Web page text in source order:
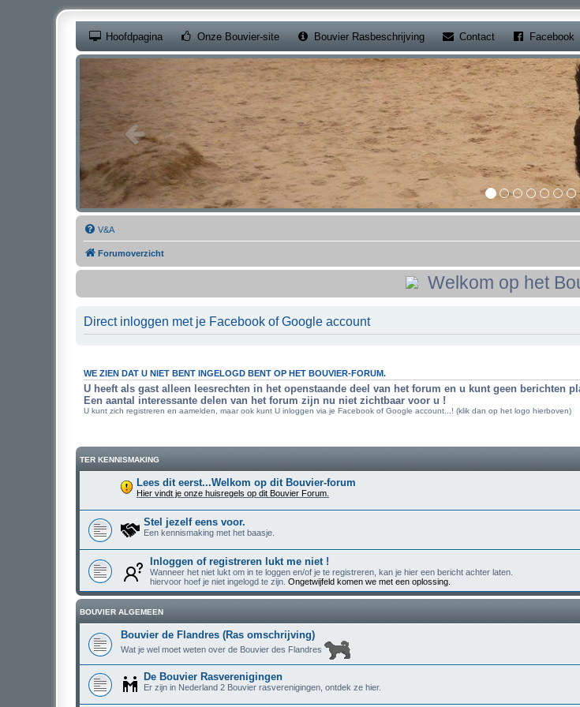
Hoofdpagina Onze Bouvier-site(Opens a new tab)
Bouvier Rasbeschrijving Contact(Opens a new tab)
Facebook
V&A
Forumoverzicht
Welkom op het
Direct inloggen met je Facebook of Google account
WE ZIEN DAT U NIET BENT INGELOGD BENT OP HET BOUVIER-FORUM.
U heeft als gast alleen leesrechten in het openstaande deel van het forum en u kunt geen berichten
Een aantal interessante delen van het forum zijn nu niet zichtbaar voor u !
U kunt zich registreren en aamelden, maar ook kunt U inloggen via je Facebook of Google account...! (klik dan op het logo hierboven)
TER KENNISMAKING
Lees dit eerst...Welkom op dit Bouvier-forum
Hier vindt je onze huisregels op dit Bouvier Forum.
Stel jezelf eens voor.
Een kennismaking met het baasje.
Inloggen of registreren lukt me niet !
Wanneer het niet lukt om in te loggen en/of je te registreren, kan je hier een bericht achter laten.
hiervoor hoef je niet ingelogd te zijn. Ongetwijfeld komen we met een oplossing.
BOUVIER ALGEMEEN
Bouvier de Flandres (Ras omschrijving)
Wat je wel moet weten over de Bouvier des Flandres
De Bouvier Rasverenigingen
Er zijn in Nederland 2 Bouvier rasverenigingen, ontdek ze hier.